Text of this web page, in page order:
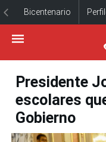
Bicentenario
Presidente
escolares
Gobierno